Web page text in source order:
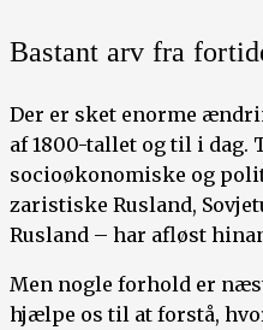
Bastant arv fra
Der er sket enorme
af 1800-tallet og til i dag.
socioøkonomiske og
zaristiske Rusland,
Rusland – har afløst
Men nogle forhold er
hjælpe os til at forstå,